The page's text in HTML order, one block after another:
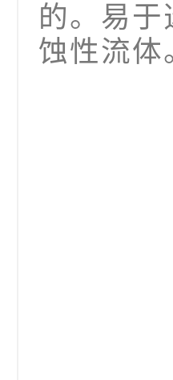
的。易
蚀性流体